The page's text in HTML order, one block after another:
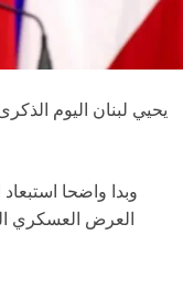
يحيي لبنان اليوم
وبدا واضحا
العرض العسكري